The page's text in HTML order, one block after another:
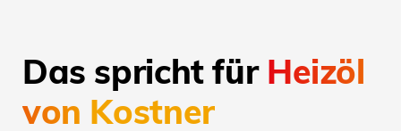
Das spricht fürHeizöl
von Kostner